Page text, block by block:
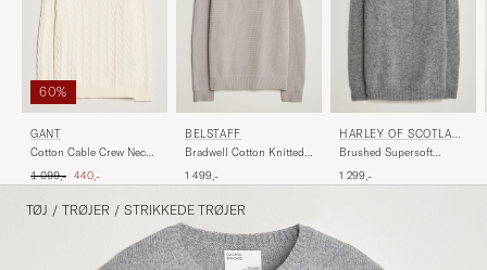
60%
GANT
Cotton Cable Crew Neck
Ordinary pris
1 099,- Nedsat pris
440,-
BELSTAFF
Bradwell Cotton Knitted
1 499,-
HARLEY OF SCOTLAN
D
Brushed Supersoft
Mid Grey
1 299,-
TØJ / TRØJER / STRIKKEDE TRØJER